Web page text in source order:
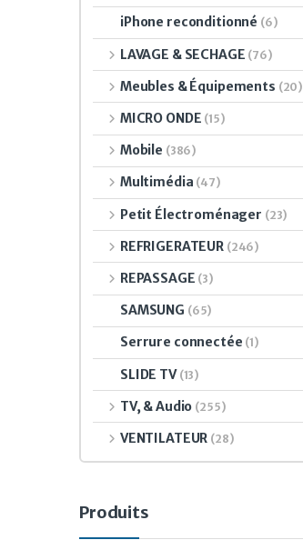
iPhone reconditionné (6)
LAVAGE & SECHAGE (76)
Meubles & Équipements (20)
MICRO ONDE (15)
Mobile (386)
Multimédia (47)
Petit Électroménager (23)
REFRIGERATEUR (246)
REPASSAGE (3)
SAMSUNG (65)
Serrure connectée (1)
SLIDE TV (13)
TV, & Audio (255)
VENTILATEUR (28)
Produits